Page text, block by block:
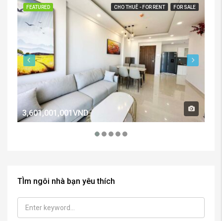
FEATURED CHO THUÊ - FOR RENT FOR SALE
3,601,001,001VND
TÌm ngôi nhà bạn yêu thích